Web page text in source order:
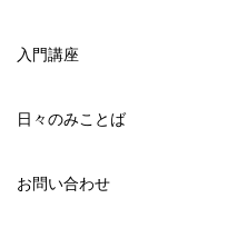
入門講座
日々のみことば
お問い合わせ